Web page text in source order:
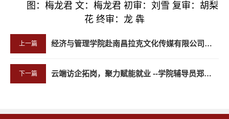
图：梅龙君 文：梅龙君 初审：刘雪 复审：胡梨
花 终审：龙 犇
上一篇 经济与管理学院赴南昌拉克文化传媒有限公司开展访企拓岗行动
下一篇 云端访企拓岗，聚力赋能就业 --学院辅导员郑小慧积极开展访企拓岗活动